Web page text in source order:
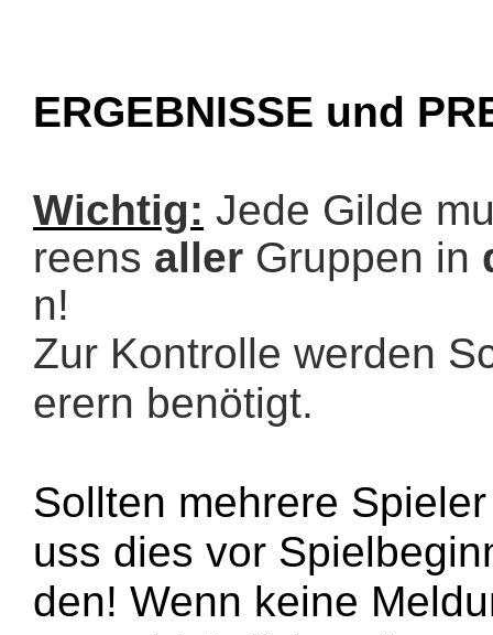
ERGEBNISSE und
Wichtig: Jede Gilde
reens aller Gruppen in
n!
Zur Kontrolle werden
erern benötigt.
Sollten mehrere
uss dies vor
den! Wenn keine